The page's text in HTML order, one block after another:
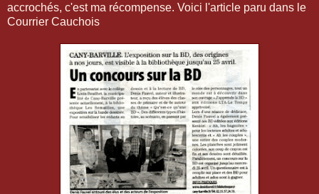
accrochés, c'est ma récompense. Voici l'article paru dans le
Courrier Cauchois